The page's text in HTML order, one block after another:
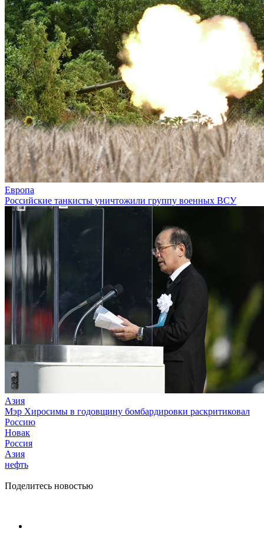
Европа
Российские танкисты уничтожили группу военных ВСУ
Азия
Мэр Хиросимы в годовщину бомбардировки раскритиковал
Россию
Новак
Россия
Азия
нефть
Поделитесь новостью